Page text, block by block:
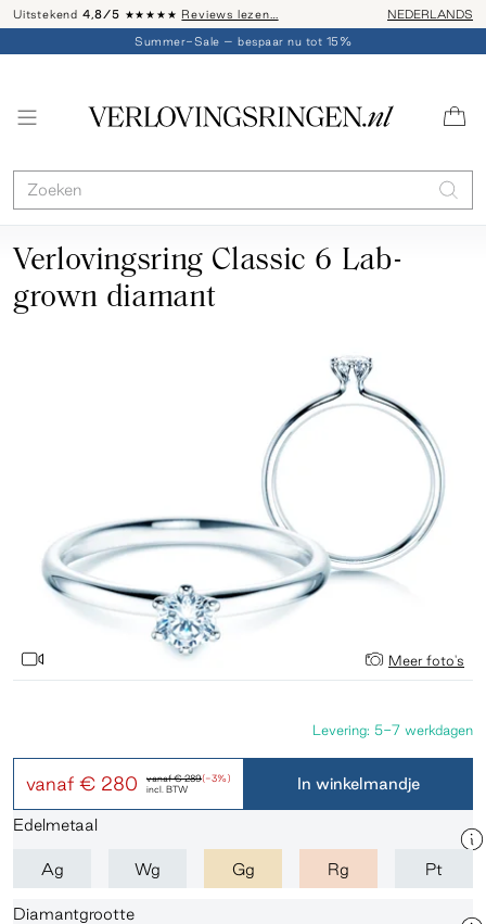
Uitstekend 4,8/5 ★★★★★ Reviews lezen… Advies: 020 -
NEDERLANDS
Summer-Sale – bespaar nu tot 15%
Verlovingsring Classic 6 Lab-
grown diamant
Meer foto's
vanaf€ 289(-3%)
vanaf € 280 incl. BTW
Levering: 5-7 werkdagen
In winkelmandje
Edelmetaal
Ag Wg Gg Rg Pt
Diamantgrootte